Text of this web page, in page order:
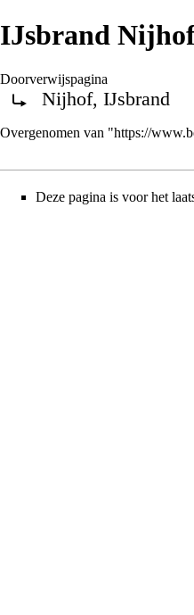
IJsbrand
Doorverwijspagina
Doorverwijzing naar:
Nijhof, IJsbrand
Overgenomen van "https://
Deze pagina is voor het